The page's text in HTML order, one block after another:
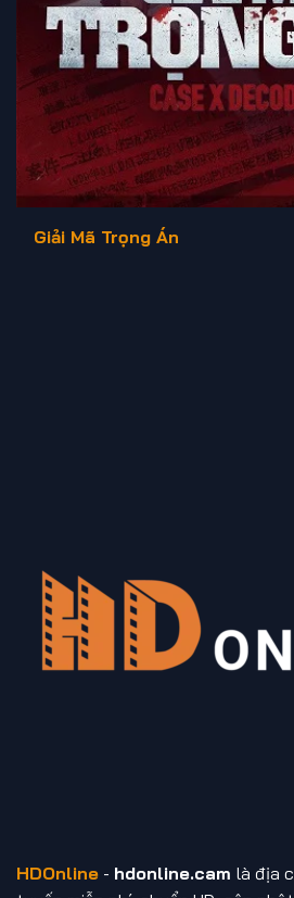
Giải Mã Trọng Án
HDOnline - hdonline.cam là địa